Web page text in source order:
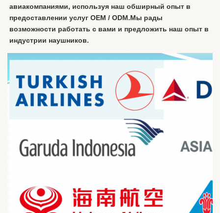
авиакомпаниями, используя наш обширный опыт в
предоставлении услуг OEM / ODM.Мы рады
возможности работать с вами и предложить наш опыт в
индустрии наушников.